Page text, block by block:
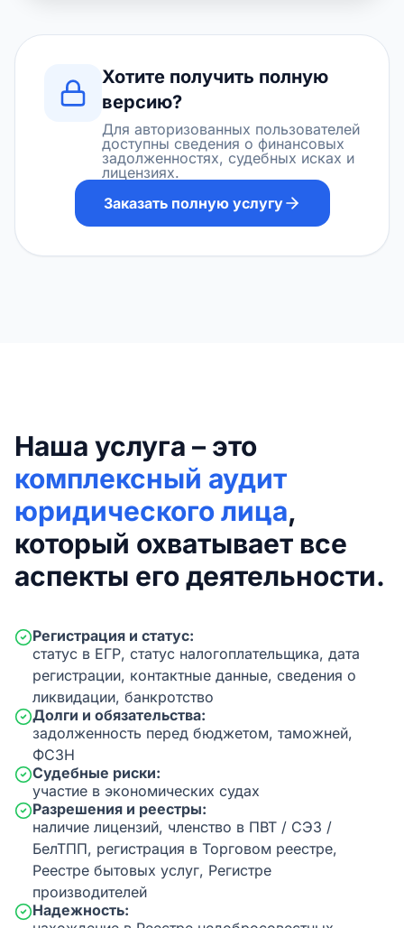
Хотите получить полную
версию?
Для авторизованных пользователей
доступны сведения о финансовых
задолженностях, судебных исках и
лицензиях.
Заказать полную услугу
Наша услуга – это
комплексный аудит
юридического лица,
который охватывает все
аспекты его деятельности.
Регистрация и статус:
статус в ЕГР, статус налогоплательщика, дата
регистрации, контактные данные, сведения о
ликвидации, банкротство
Долги и обязательства:
задолженность перед бюджетом, таможней,
ФСЗН
Судебные риски:
участие в экономических судах
Разрешения и реестры:
наличие лицензий, членство в ПВТ / СЭЗ /
БелТПП, регистрация в Торговом реестре,
Реестре бытовых услуг, Регистре
производителей
Надежность: